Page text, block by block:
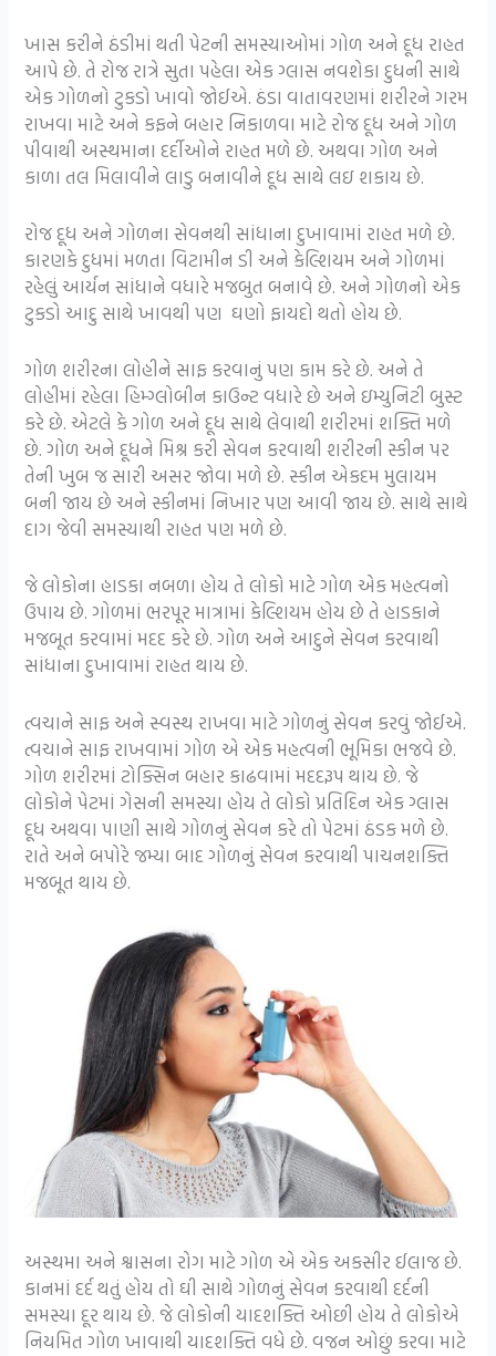
ખાસ કરીને ઠંડીમાં થતી પેટની સમસ્યાઓમાં ગોળ અને દૂધ રાહત
આપે છે. તે રોજ રાત્રે સુતા પહેલા એક ગ્લાસ નવશેકા દુધની સાથે
એક ગોળનો ટુકડો ખાવો જોઈએ. ઠંડા વાતાવરણમાં શરીરને ગરમ
રાખવા માટે અને કફને બહાર નિકાળવા માટે રોજ દૂધ અને ગોળ
પીવાથી અસ્થમાના દર્દીઓને રાહત મળે છે. અથવા ગોળ અને
કાળા તલ મિલાવીને લાડુ બનાવીને દૂધ સાથે લઇ શકાય છે.
રોજ દૂધ અને ગોળના સેવનથી સાંધાના દુખાવામાં રાહત મળે છે.
કારણકે દુધમાં મળતા વિટામીન ડી અને કેલ્શિયમ અને ગોળમાં
રહેલું આર્યન સાંધાને વધારે મજબુત બનાવે છે. અને ગોળનો એક
ટુકડો આદુ સાથે ખાવથી પણ ઘણો ફાયદો થતો હોય છે.
ગોળ શરીરના લોહીને સાફ કરવાનું પણ કામ કરે છે. અને તે
લોહીમાં રહેલા હિમ્ગ્લોબીન કાઉન્ટ વધારે છે અને ઇમ્યુનિટી બુસ્ટ
કરે છે. એટલે કે ગોળ અને દૂધ સાથે લેવાથી શરીરમાં શક્તિ મળે
છે. ગોળ અને દૂધને મિશ્ર કરી સેવન કરવાથી શરીરની સ્કીન પર
તેની ખુબ જ સારી અસર જોવા મળે છે. સ્કીન એકદમ મુલાયમ
બની જાય છે અને સ્કીનમાં નિખાર પણ આવી જાય છે. સાથે સાથે
દાગ જેવી સમસ્યાથી રાહત પણ મળે છે.
જે લોકોના હાડકા નબળા હોય તે લોકો માટે ગોળ એક મહત્વનો
ઉપાય છે. ગોળમાં ભરપૂર માત્રામાં કેલ્શિયમ હોય છે તે હાડકાને
મજબૂત કરવામાં મદદ કરે છે. ગોળ અને આદુને સેવન કરવાથી
સાંધાના દુખાવામાં રાહત થાય છે.
ત્વચાને સાફ અને સ્વસ્થ રાખવા માટે ગોળનું સેવન કરવું જોઈએ.
ત્વચાને સાફ રાખવામાં ગોળ એ એક મહત્વની ભૂમિકા ભજવે છે.
ગોળ શરીરમાં ટોક્સિન બહાર કાઢવામાં મદદરૂપ થાય છે. જે
લોકોને પેટમાં ગેસની સમસ્યા હોય તે લોકો પ્રતિદિન એક ગ્લાસ
દૂધ અથવા પાણી સાથે ગોળનું સેવન કરે તો પેટમાં ઠંડક મળે છે.
રાતે અને બપોરે જમ્યા બાદ ગોળનું સેવન કરવાથી પાચનશક્તિ
મજબૂત થાય છે.
અસ્થમા અને શ્વાસના રોગ માટે ગોળ એ એક અકસીર ઈલાજ છે.
કાનમાં દર્દ થતું હોય તો ઘી સાથે ગોળનું સેવન કરવાથી દર્દની
સમસ્યા દૂર થાય છે. જે લોકોની યાદશક્તિ ઓછી હોય તે લોકોએ
નિયમિત ગોળ ખાવાથી યાદશક્તિ વધે છે. વજન ઓછું કરવા માટે